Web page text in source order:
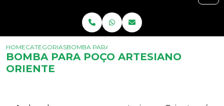
HOMECATEGORIASBOMBA PARA POÇO ARTESIANO ORIENTE
BOMBA PARA POÇO ARTESIANO
ORIENTE